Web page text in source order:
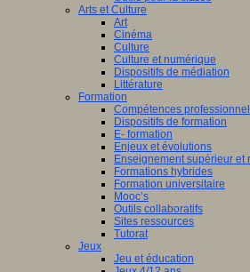
Arts et Culture
Art
Cinéma
Culture
Culture et numérique
Dispositifs de médiation
Littérature
Formation
Compétences
Dispositifs de formation
E- formation
Enjeux et évolutions
Enseignement supérieur et
Formations hybrides
Formation universitaire
Mooc’s
Outils collaboratifs
Sites ressources
Tutorat
Jeux
Jeu et éducation